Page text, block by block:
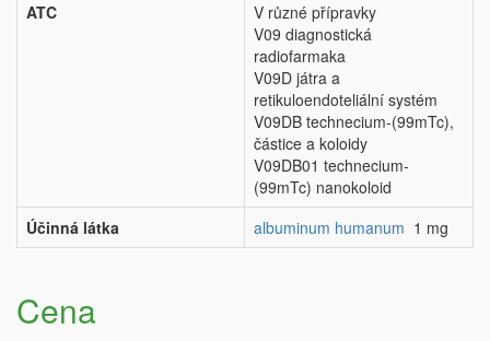
ATC
V různé přípravky
V09 diagnostická
radiofarmaka
V09D játra a
retikuloendoteliální systém
V09DB technecium-(99mTc),
částice a koloidy
V09DB01 technecium-
(99mTc) nanokoloid
Účinná látka
albuminum humanum 1 mg
Cena